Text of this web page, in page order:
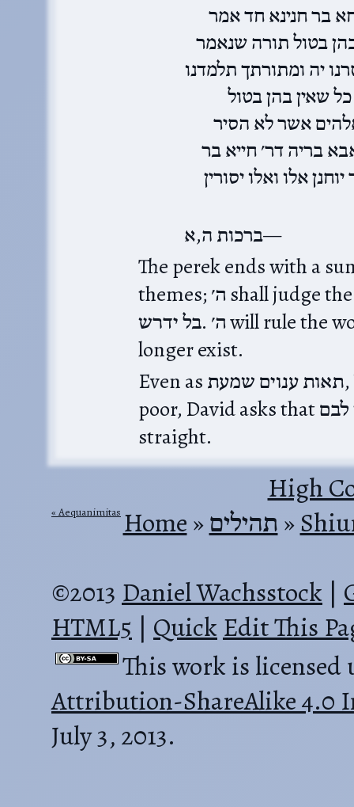
בר חנינא חד אמר
בטול תורה שנאמר
יה ומתורתך תלמדנו
שאין בהן בטול
אשר לא הסיר
בריה דר׳ חייא בר
אלו ואלו יסורין
ברכות ה,א
The perek ends with a
themes; ה׳ shall judge the רשע‎, רע תדרוש when he thought
בל ידרש‎. ה׳ will rule the world even when the nations no
longer exist.
Even as תאות ענוים שמעת,‎ You listen to the wants of the
poor, David asks that תכין לבם, You set their hearts
straight.
High
Aequanimitas Home ‎ »‎תהילים ‎ »‎
©2013 Daniel Wachsstock |
HTML5 | Quick Edit This
This work is licensed
Attribution-ShareAlike 4.0
July 3, 2013.